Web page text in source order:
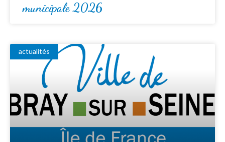
municipale 2026
actualités